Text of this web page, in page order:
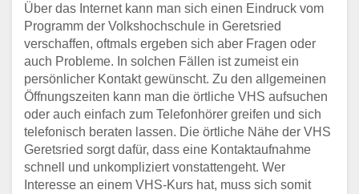
Über das Internet kann man sich einen Eindruck vom
Programm der Volkshochschule in Geretsried
verschaffen, oftmals ergeben sich aber Fragen oder
auch Probleme. In solchen Fällen ist zumeist ein
persönlicher Kontakt gewünscht. Zu den allgemeinen
Öffnungszeiten kann man die örtliche VHS aufsuchen
oder auch einfach zum Telefonhörer greifen und sich
telefonisch beraten lassen. Die örtliche Nähe der VHS
Geretsried sorgt dafür, dass eine Kontaktaufnahme
schnell und unkompliziert vonstattengeht. Wer
Interesse an einem VHS-Kurs hat, muss sich somit